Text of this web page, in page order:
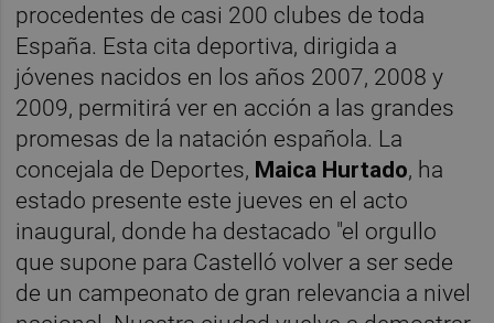
procedentes de casi 200 clubes de toda
España. Esta cita deportiva, dirigida a
jóvenes nacidos en los años 2007, 2008 y
2009, permitirá ver en acción a las grandes
promesas de la natación española. La
concejala de Deportes, Maica Hurtado, ha
estado presente este jueves en el acto
inaugural, donde ha destacado "el orgullo
que supone para Castelló volver a ser sede
de un campeonato de gran relevancia a nivel